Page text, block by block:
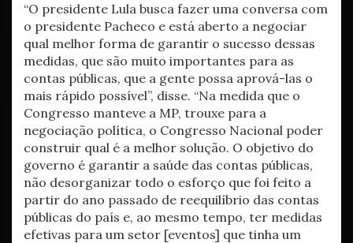
“O presidente Lula busca fazer uma conversa com
o presidente Pacheco e está aberto a negociar
qual melhor forma de garantir o sucesso dessas
medidas, que são muito importantes para as
contas públicas, que a gente possa aprová-las o
mais rápido possível”, disse. “Na medida que o
Congresso manteve a MP, trouxe para a
negociação política, o Congresso Nacional poder
construir qual é a melhor solução. O objetivo do
governo é garantir a saúde das contas públicas,
não desorganizar todo o esforço que foi feito a
partir do ano passado de reequilíbrio das contas
públicas do país e, ao mesmo tempo, ter medidas
efetivas para um setor [eventos] que tinha um